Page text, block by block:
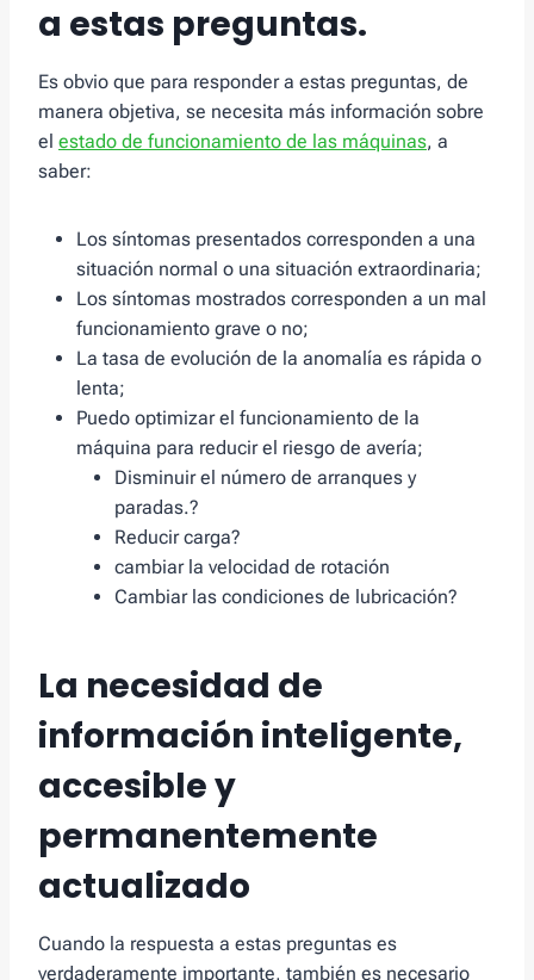
a estas preguntas.
Es obvio que para responder a estas preguntas, de
manera objetiva, se necesita más información sobre
el estado de funcionamiento de las máquinas, a
saber:
Los síntomas presentados corresponden a una
situación normal o una situación extraordinaria;
Los síntomas mostrados corresponden a un mal
funcionamiento grave o no;
La tasa de evolución de la anomalía es rápida o
lenta;
Puedo optimizar el funcionamiento de la
máquina para reducir el riesgo de avería;
Disminuir el número de arranques y
paradas.?
Reducir carga?
cambiar la velocidad de rotación
Cambiar las condiciones de lubricación?
La necesidad de
información inteligente,
accesible y
permanentemente
actualizado
Cuando la respuesta a estas preguntas es
verdaderamente importante, también es necesario